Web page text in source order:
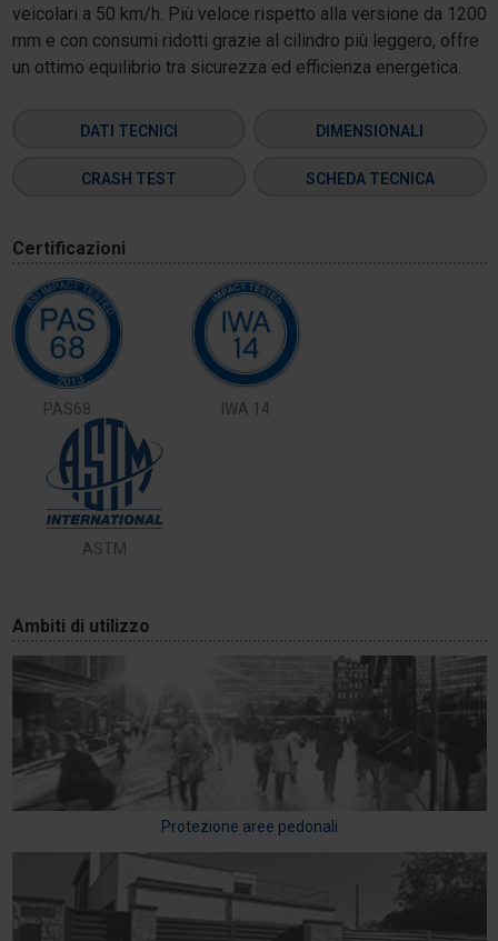
veicolari a 50 km/h. Più veloce rispetto alla versione da 1200
mm e con consumi ridotti grazie al cilindro più leggero, offre
un ottimo equilibrio tra sicurezza ed efficienza energetica.
DATI TECNICI DIMENSIONALI
CRASH TEST SCHEDA TECNICA
Certificazioni
PAS68 IWA 14
ASTM
Ambiti di utilizzo
Protezione aree pedonali